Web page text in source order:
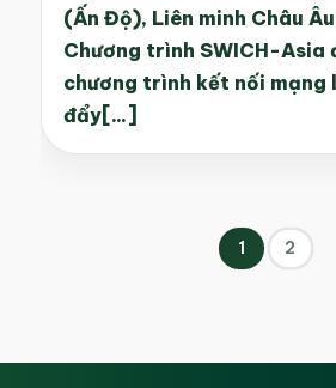
(Ấn Độ), Liên minh Châu
Chương trình SWICH-Asia
chương trình kết nối mạng
đẩy[...]
1 2